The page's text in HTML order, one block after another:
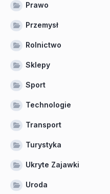
Prawo
Przemysł
Rolnictwo
Sklepy
Sport
Technologie
Transport
Turystyka
Ukryte Zajawki
Uroda